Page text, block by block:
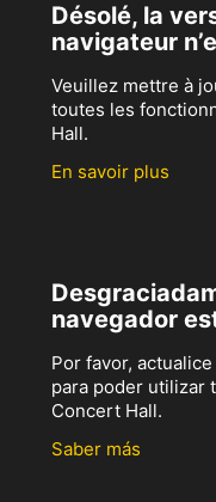
Désolé, la
navigateur
Veuillez mettre à
toutes les
Hall.
En savoir plus
navegador
Por favor,
para poder utilizar
Concert Hall.
Saber más